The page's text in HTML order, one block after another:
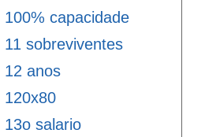
100% capacidade
11 sobreviventes
12 anos
120x80
13o salario